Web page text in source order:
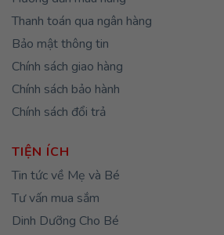
Thanh toán qua ngân hàng
Bảo mật thông tin
Chính sách giao hàng
Chính sách bảo hành
Chính sách đổi trả
TIỆN ÍCH
Tin tức về Mẹ và Bé
Tư vấn mua sắm
Dinh Dưỡng Cho Bé